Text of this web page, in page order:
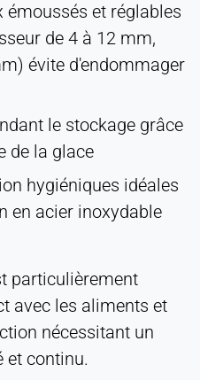
et réglables
de 4 à 12 mm,
évite d'endommager
le stockage grâce
de la glace
hygiéniques idéales
en acier inoxydable
particulièrement
avec les aliments et
nécessitant un
et continu.